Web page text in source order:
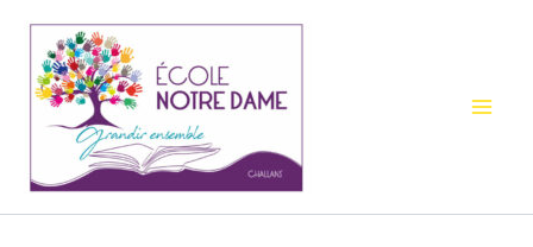
contenu